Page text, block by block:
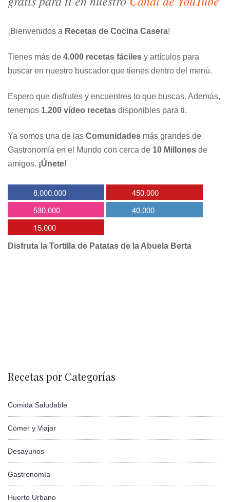
¡Bienvenidos a Recetas de Cocina Casera!
Tienes más de 4.000 recetas fáciles y artículos para
buscar en nuestro buscador que tienes dentro del menú.
Espero que disfrutes y encuentres lo que buscas. Además,
tenemos 1.200 vídeo recetas disponibles para ti.
Ya somos una de las Comunidades más grandes de
Gastronomía en el Mundo con cerca de 10 Millones de
amigos. ¡Únete!
8.000.000
450.000
530.000
40.000
15.000
Disfruta la Tortilla de Patatas de la Abuela Berta
Recetas por Categorías
Comida Saludable
Comer y Viajar
Desayunos
Gastronomía
Huerto Urbano